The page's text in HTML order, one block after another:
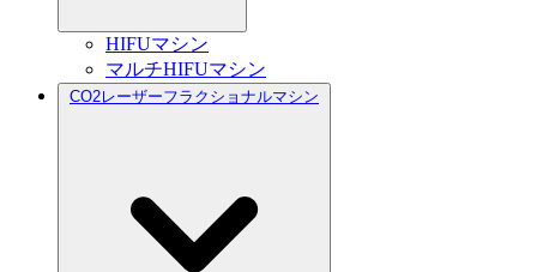
HIFUマシン
マルチHIFUマシン
CO2レーザーフラクショナルマシン